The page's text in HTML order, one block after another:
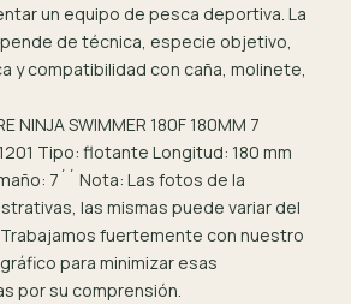
un equipo de pesca deportiva. La
de técnica, especie objetivo,
y compatibilidad con caña, molinete,
NINJA SWIMMER 180F 180MM 7
Tipo: flotante Longitud: 180 mm
7´´ Nota: Las fotos de la
las mismas puede variar del
fuertemente con nuestro
para minimizar esas
por su comprensión.